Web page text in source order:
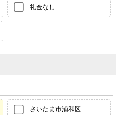
礼金なし
さいたま市浦和区